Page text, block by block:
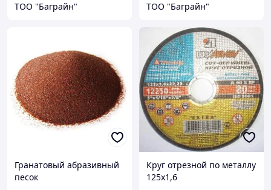
ТОО "Баграйн" ТОО "Баграйн"
Гранатовый абразивный
песок
Круг отрезной по металлу
125х1,6